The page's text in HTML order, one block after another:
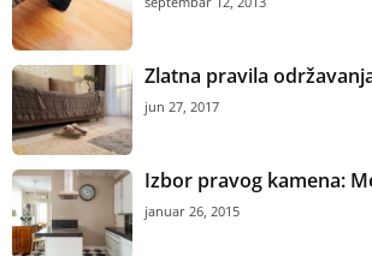
Zlatna pravila
jun 27, 2017
Izbor pravog kamena:
januar 26, 2015